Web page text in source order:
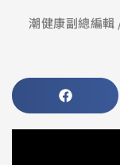
潮健康副總編輯